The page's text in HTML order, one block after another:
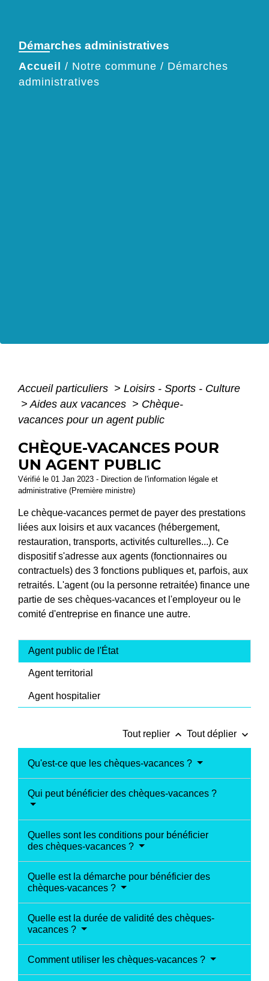
Démarches administratives
Accueil / Notre commune / Démarches
administratives
Accueil particuliers > Loisirs - Sports - Culture
> Aides aux vacances > Chèque-
vacances pour un agent public
CHÈQUE-VACANCES POUR
UN AGENT PUBLIC
Vérifié le 01 Jan 2023 - Direction de l'information légale et
administrative (Première ministre)
Le chèque-vacances permet de payer des prestations
liées aux loisirs et aux vacances (hébergement,
restauration, transports, activités culturelles...). Ce
dispositif s'adresse aux agents (fonctionnaires ou
contractuels) des 3 fonctions publiques et, parfois, aux
retraités. L'agent (ou la personne retraitée) finance une
partie de ses chèques-vacances et l'employeur ou le
comité d'entreprise en finance une autre.
Agent public de l'État
Agent territorial
Agent hospitalier
Tout replier keyboard_arrow_up Tout déplier keyboard_arrow_down
Qu'est-ce que les chèques-vacances ?
Qui peut bénéficier des chèques-vacances ?
Quelles sont les conditions pour bénéficier
des chèques-vacances ?
Quelle est la démarche pour bénéficier des
chèques-vacances ?
Quelle est la durée de validité des chèques-
vacances ?
Comment utiliser les chèques-vacances ?